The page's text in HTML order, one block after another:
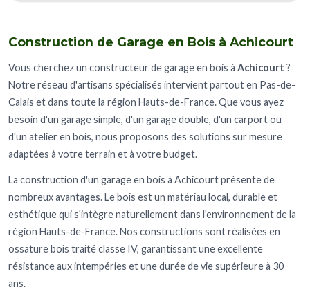
Construction de Garage en Bois à Achicourt
Vous cherchez un constructeur de garage en bois à Achicourt ?
Notre réseau d'artisans spécialisés intervient partout en Pas-de-
Calais et dans toute la région Hauts-de-France. Que vous ayez
besoin d'un garage simple, d'un garage double, d'un carport ou
d'un atelier en bois, nous proposons des solutions sur mesure
adaptées à votre terrain et à votre budget.
La construction d'un garage en bois à Achicourt présente de
nombreux avantages. Le bois est un matériau local, durable et
esthétique qui s'intègre naturellement dans l'environnement de la
région Hauts-de-France. Nos constructions sont réalisées en
ossature bois traité classe IV, garantissant une excellente
résistance aux intempéries et une durée de vie supérieure à 30
ans.